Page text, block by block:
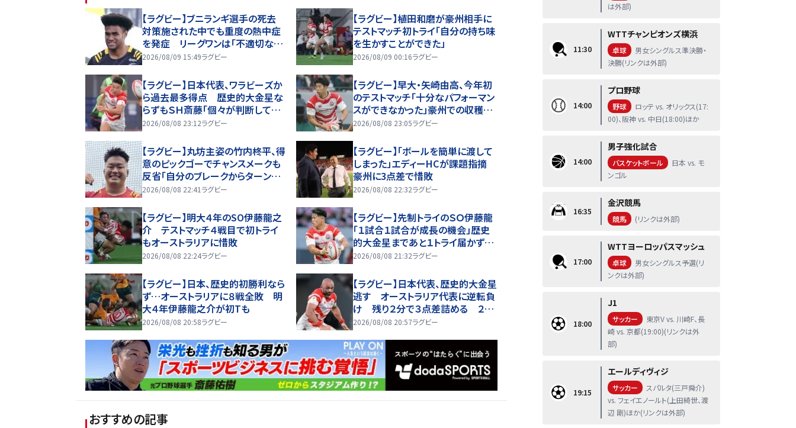
【ラグビー】ブニランギ選手の死去
対策施された中でも重度の熱中症
を発症 リーグワンは「不適切な対
応はなかった」との認識
2026/08/09 15:49ラグビー
【ラグビー】植田和磨が豪州相手に
テストマッチ初トライ「自分の持ち味
を生かすことができた」
2026/08/09 00:16ラグビー
【ラグビー】日本代表、ワラビーズか
ら過去最多得点 歴史的大金星な
らずもＳＨ斎藤「個々が判断して動
くのは、チームの成長」…３２ー３５
2026/08/08 23:12ラグビー
【ラグビー】早大・矢崎由高、今年初
のテストマッチ「十分なパフォーマン
スができなかった」豪州での収穫は
「英語です」…３２－３５、歴史的金
ＴＢで途中出場
2026/08/08 23:05ラグビー
【ラグビー】丸坊主姿の竹内柊平、得
意のピックゴーでチャンスメークも
反省「自分のブレークからターンオ
ーバー、失点につながった」…３２－
星ならず
2026/08/08 22:41 ラグビー
【ラグビー】「ボールを簡単に渡して
しまった」エディーHCが課題指摘
豪州に3点差で惜敗
2026/08/08 22:32ラグビー
【ラグビー】明大４年のSO伊藤龍之
介 テストマッチ４戦目で初トライ
もオーストラリアに惜敗
2026/08/08 22:24ラグビー
【ラグビー】先制トライのＳＯ伊藤龍
「１試合１試合が成長の機会」歴史
的大金星まであと１トライ届かず
オーストラリア代表に３２ー３５で競
2026/08/08 21:32ラグビー
【ラグビー】日本、歴史的初勝利なら
ず…オーストラリアに８戦全敗 明
大４年伊藤龍之介が初Tも
2026/08/08 20:58ラグビー
【ラグビー】日本代表、歴史的大金星
逃す オーストラリア代表に逆転負
け 残り２分で３点差詰める ２万
観衆がため息 ＳＨ斎藤「点差は何
藤龍が先制トライ、３２ー３５で惜敗
2026/08/08 20:57ラグビー
おすすめの記事
は外部)
11:30
WTTチャンピオンズ横浜
卓球
男女シングルス準決勝・
決勝(リンクは外部)
14:00
プロ野球
野球
ロッテ vs. オリックス(17:
00)、阪神 vs. 中日(18:00)ほか
14:00
男子強化試合
バスケットボール
日本 vs. モ
ンゴル
16:35
金沢競馬
競馬 (リンクは外部)
17:00
WTTヨーロッパスマッシュ
卓球
男女シングルス予選(リ
ンクは外部)
18:00
J1
サッカー
東京V vs. 川崎F、長
崎 vs. 京都(19:00)(リンクは外
部)
19:15
エールディヴィジ
サッカー
スパルタ(三戸舜介)
vs. フェイエノールト(上田綺世、渡
辺 剛)ほか(リンクは外部)